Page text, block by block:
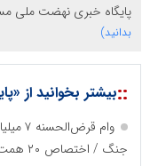
پایگاه خبری نهضت ملی
بدانید)
::بیشتر بخوانید از
وام
جنگ / اختصاص ۲۰ همت تسهیلات ودیعه مسکن به متقاضیان